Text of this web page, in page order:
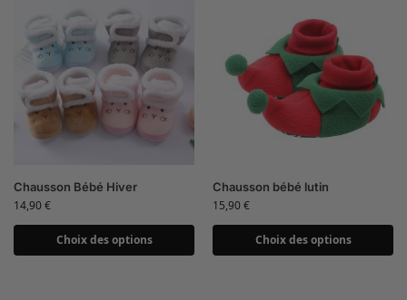
Chausson Bébé Hiver
14,90€
Choix des options
Chausson bébé lutin
15,90€
Choix des options